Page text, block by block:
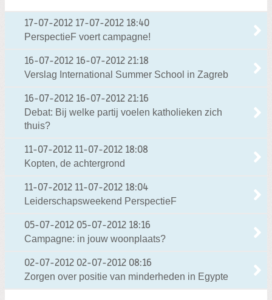
17-07-2012 17-07-2012 18:40
PerspectieF voert campagne!
16-07-2012 16-07-2012 21:18
Verslag International Summer School in Zagreb
16-07-2012 16-07-2012 21:16
Debat: Bij welke partij voelen katholieken zich
thuis?
11-07-2012 11-07-2012 18:08
Kopten, de achtergrond
11-07-2012 11-07-2012 18:04
Leiderschapsweekend PerspectieF
05-07-2012 05-07-2012 18:16
Campagne: in jouw woonplaats?
02-07-2012 02-07-2012 08:16
Zorgen over positie van minderheden in Egypte